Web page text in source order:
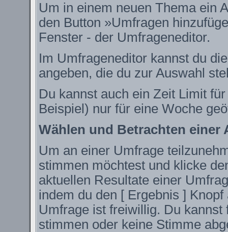
Um in einem neuen Thema ein
den Button »Umfragen
Fenster - der Umfrageneditor.
Im Umfrageneditor kannst du
angeben, die du zur Auswahl
Du kannst auch ein Zeit Limit
Beispiel) nur für eine Woche
Wählen und Betrachten einer
Um an einer Umfrage
stimmen möchtest und klicke
aktuellen Resultate einer
indem du den [ Ergebnis ]
Umfrage ist freiwillig. Du
stimmen oder keine Stimme